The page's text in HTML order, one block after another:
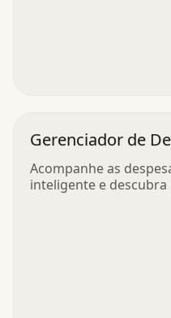
Gerenciador de
Acompanhe as
inteligente e descubra